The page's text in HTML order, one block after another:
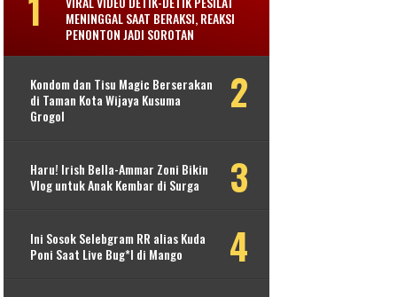
MENINGGAL SAAT BERAKSI, REAKSI
PENONTON JADI SOROTAN
Kondom dan Tisu Magic Berserakan
di Taman Kota Wijaya Kusuma
Grogol
Haru! Irish Bella-Ammar Zoni Bikin
Vlog untuk Anak Kembar di Surga
Ini Sosok Selebgram RR alias Kuda
Poni Saat Live Bug*l di Mango